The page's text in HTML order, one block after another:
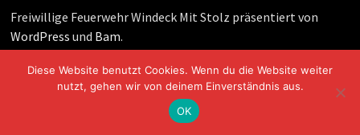
Freiwillige Feuerwehr Windeck Mit Stolz präsentiert von
WordPress und Bam.
Diese Website benutzt Cookies. Wenn du die Website weiter
nutzt, gehen wir von deinem Einverständnis aus.
OK